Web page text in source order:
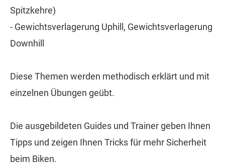
Spitzkehre)
- Gewichtsverlagerung Uphill, Gewichtsverlagerung
Downhill
Diese Themen werden methodisch erklärt und mit
einzelnen Übungen geübt.
Die ausgebildeten Guides und Trainer geben Ihnen
Tipps und zeigen Ihnen Tricks für mehr Sicherheit
beim Biken.